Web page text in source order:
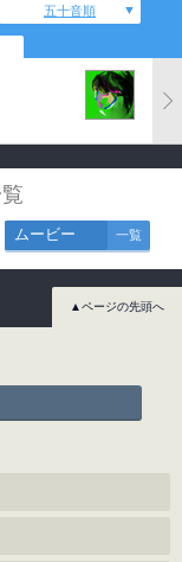
五十音順
ムービー 一覧
▲ページの先頭へ